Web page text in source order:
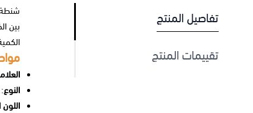
تفاصيل المنتج
تقييمات المنتج
بين
النوع
اللون